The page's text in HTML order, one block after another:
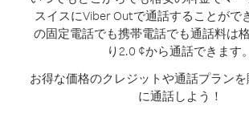
スイスにViber Outで通話することがで
の固定電話でも携帯電話でも通話料は
り2.0 ¢から通話できます。
お得な価格のクレジットや通話プラン
に通話しよう！